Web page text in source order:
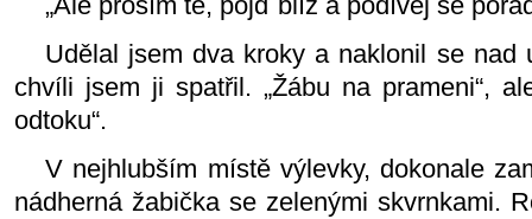
Udělal jsem dva kroky a naklonil se nad
chvíli jsem ji spatřil. „Žábu na prameni“,
odtoku“.
V nejhlubším místě výlevky, dokonale
nádherná žabička se zelenými skvrnkami.